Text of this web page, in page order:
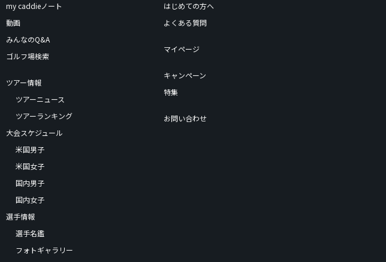
my caddieノート
動画
みんなのQ&A
ゴルフ場検索
ツアー情報
ツアーニュース
ツアーランキング
大会スケジュール
米国男子
米国女子
国内男子
国内女子
選手情報
選手名鑑
フォトギャラリー
はじめての方へ
よくある質問
マイページ
キャンペーン
特集
お問い合わせ